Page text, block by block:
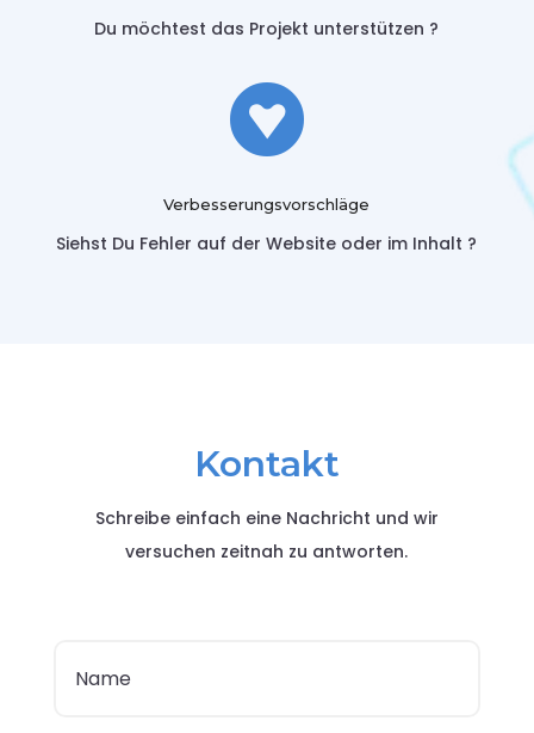
Du möchtest das Projekt unterstützen ?

Verbesserungsvorschläge
Siehst Du Fehler auf der Website oder im Inhalt ?
Kontakt
Schreibe einfach eine Nachricht und wir
versuchen zeitnah zu antworten.